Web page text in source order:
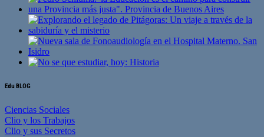
Edu BLOG
Ciencias Sociales
Clio y los Trabajos
Clio y sus Secretos